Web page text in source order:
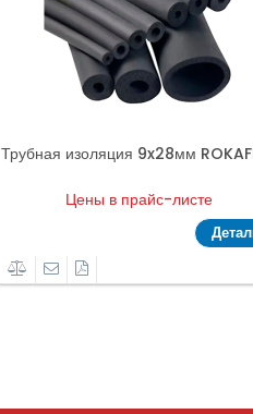
Трубная изоляция 9x28мм
Цены в прайс-листе